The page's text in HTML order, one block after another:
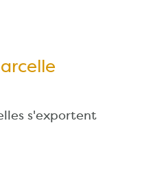
s'exportent